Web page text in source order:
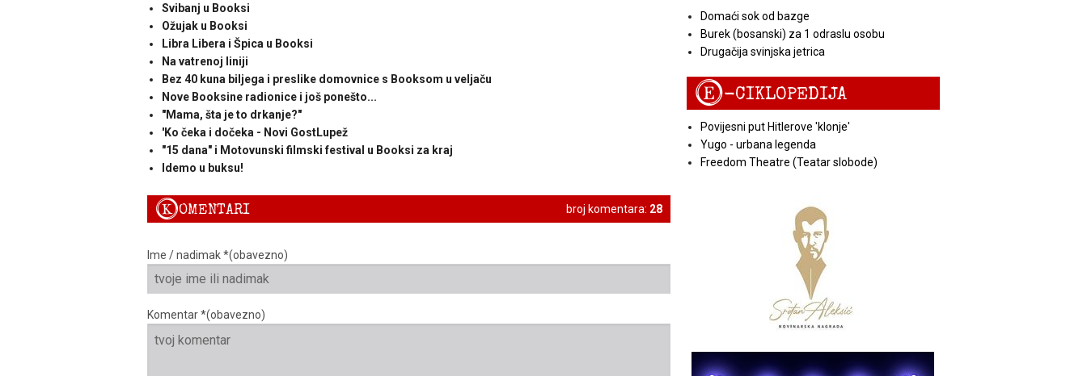
Svibanj u Booksi
Ožujak u Booksi
Libra Libera i Špica u Booksi
Na vatrenoj liniji
Bez 40 kuna biljega i preslike domovnice s Booksom u veljaču
Nove Booksine radionice i još ponešto...
"Mama, šta je to drkanje?"
'Ko čeka i dočeka - Novi GostLupež
"15 dana" i Motovunski filmski festival u Booksi za kraj
Idemo u buksu!
broj komentara: 28
KOMENTARI
Ime / nadimak *(obavezno)
Komentar *(obavezno)
Domaći sok od bazge
Burek (bosanski) za 1 odraslu osobu
Drugačija svinjska jetrica
E-CIKLOPEDIJA
Povijesni put Hitlerove 'klonje'
Yugo - urbana legenda
Freedom Theatre (Teatar slobode)